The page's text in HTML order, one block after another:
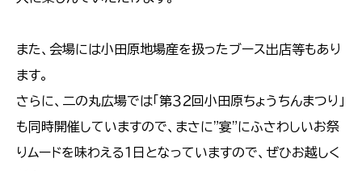
また、会場には小田原地場産を扱ったブース出店等もあり
ます。
さらに、二の丸広場では「第３２回小田原ちょうちんまつり」
も同時開催していますので、まさに"宴"にふさわしいお祭
りムードを味わえる１日となっていますので、ぜひお越しく